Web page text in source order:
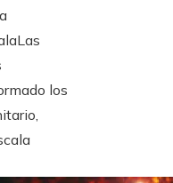
los